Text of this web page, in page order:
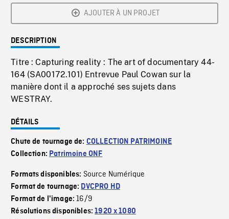
AJOUTER À UN PROJET
DESCRIPTION
Titre : Capturing reality : The art of documentary 44-
164 (SA00172.101) Entrevue Paul Cowan sur la
manière dont il a approché ses sujets dans
WESTRAY.
DÉTAILS
Chute de tournage de: COLLECTION PATRIMOINE
Collection: Patrimoine ONF
Formats disponibles: Source Numérique
Format de tournage: DVCPRO HD
Format de l'image:16/9
Résolutions disponibles:1920 x 1080